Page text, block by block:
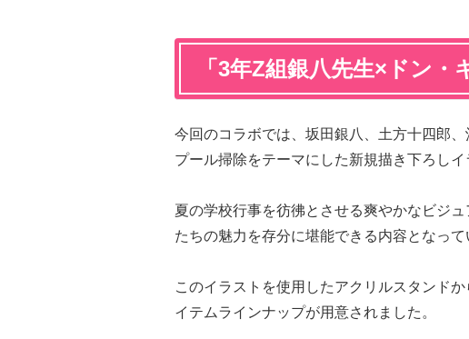
「3年Z組銀八先生×ドン
今回のコラボでは、坂田銀八、土方十四郎
プール掃除をテーマにした新規描き下ろしイ
夏の学校行事を彷彿とさせる爽やかなビジ
たちの魅力を存分に堪能できる内容となって
このイラストを使用したアクリルスタンド
イテムラインナップが用意されました。